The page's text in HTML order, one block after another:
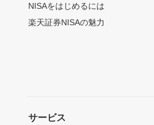
NISAをはじめるには
楽天証券NISAの魅力
サービス